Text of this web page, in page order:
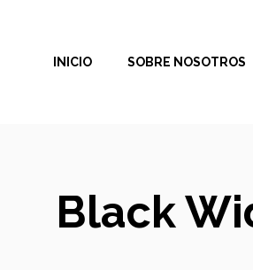
contenidoINICIO SOBRE NOSOTROS
Black